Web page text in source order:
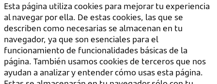
Esta página utiliza cookies para mejorar tu experiencia
al navegar por ella. De estas cookies, las que se
describen como necesarias se almacenan en tu
navegador, ya que son esenciales para el
funcionamiento de funcionalidades básicas de la
página. También usamos cookies de terceros que nos
ayudan a analizar y entender cómo usas esta página.